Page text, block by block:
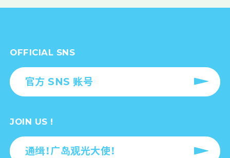
OFFICIAL SNS
官方 SNS 账号
JOIN US !
通缉！广岛观光大使！